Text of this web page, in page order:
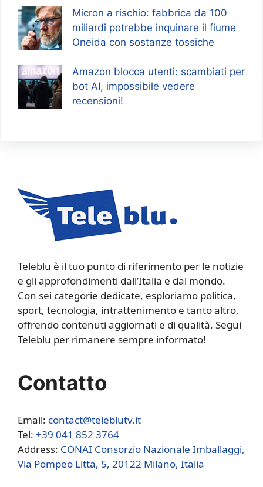
Micron a rischio: fabbrica da 100
miliardi potrebbe inquinare il fiume
Oneida con sostanze tossiche
Amazon blocca utenti: scambiati per
bot AI, impossibile vedere
recensioni!
Teleblu è il tuo punto di riferimento per le notizie
e gli approfondimenti dall’Italia e dal mondo.
Con sei categorie dedicate, esploriamo politica,
sport, tecnologia, intrattenimento e tanto altro,
offrendo contenuti aggiornati e di qualità. Segui
Teleblu per rimanere sempre informato!
Contatto
Email: contact@teleblutv.it
Tel: +39 041 852 3764
Address: CONAI Consorzio Nazionale Imballaggi,
Via Pompeo Litta, 5, 20122 Milano, Italia